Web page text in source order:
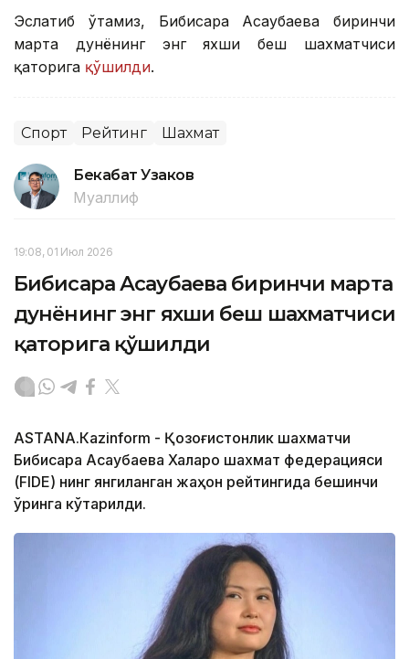
Эслатиб ўтамиз, Бибисара Асаубаева биринчи
марта дунёнинг энг яхши беш шахматчиси
қаторига қўшилди.
Спорт Рейтинг Шахмат
Бекабат Узаков
Муаллиф
19:08, 01 Июл 2026
Бибисара Асаубаева биринчи марта
дунёнинг энг яхши беш шахматчиси
қаторига қўшилди
АSTANА.Кazinform - Қозоғистонлик шахматчи
Бибисара Асаубаева Халқаро шахмат федерацияси
(FIDE) нинг янгиланган жаҳон рейтингида бешинчи
ўринга кўтарилди.